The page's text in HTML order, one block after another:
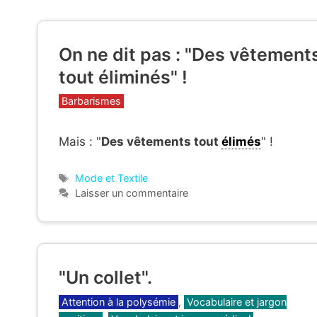
On ne dit pas : "Des
tout éliminés" !
Catégories
Barbarismes
Mais : "Des vêtements tout élimés" !
Étiquettes
Mode et Textile
Laisser un commentaire
"Un collet".
Catégories
Attention à la polysémie , Vocabulaire et jargon